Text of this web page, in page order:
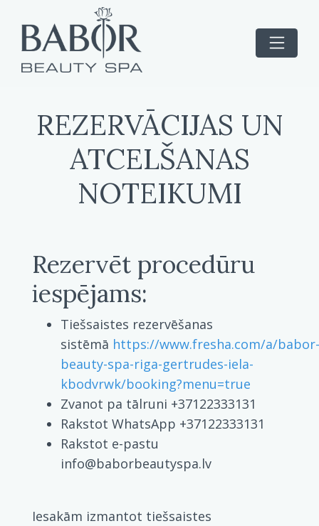
REZERVĀCIJAS UN
ATCELŠANAS
NOTEIKUMI
Rezervēt procedūru
iespējams:
Tiešsaistes rezervēšanas
sistēmā https://www.fresha.com/a/babor-
beauty-spa-riga-gertrudes-iela-
kbodvrwk/booking?menu=true
Zvanot pa tālruni +37122333131
Rakstot WhatsApp +37122333131
Rakstot e-pastu
info@baborbeautyspa.lv
Iesakām izmantot tiešsaistes